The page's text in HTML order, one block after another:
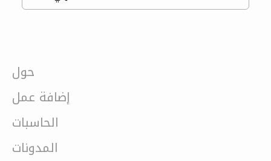
حول
إضافة عمل
الحاسبات
المدونات